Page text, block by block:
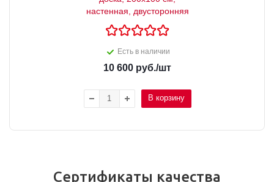
настенная, двусторонняя
Есть в наличии
10 600 руб./шт
В корзину
Сертификаты качества